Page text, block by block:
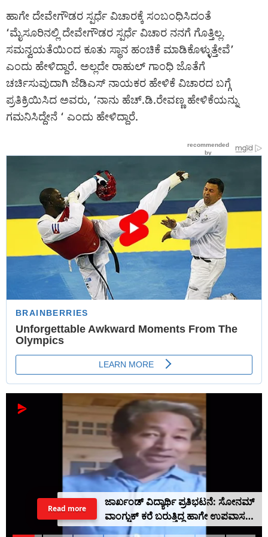
ಹಾಗೇ ದೇವೇಗೌಡರ ಸ್ಪರ್ಧೆ ವಿಚಾರಕ್ಕೆ ಸಂಬಂಧಿಸಿದಂತೆ
‘ಮೈಸೂರಿನಲ್ಲಿ ದೇವೇಗೌಡರ ಸ್ಪರ್ಧೆ ವಿಚಾರ ನನಗೆ ಗೊತ್ತಿಲ್ಲ.
ಸಮನ್ವಯತೆಯಿಂದ ಕೂತು ಸ್ಥಾನ ಹಂಚಿಕೆ ಮಾಡಿಕೊಳ್ಳುತ್ತೇವೆ’
ಎಂದು ಹೇಳಿದ್ದಾರೆ. ಅಲ್ಲದೇ ರಾಹುಲ್ ಗಾಂಧಿ ಜೊತೆಗೆ
ಚರ್ಚಿಸುವುದಾಗಿ ಜೆಡಿಎಸ್ ನಾಯಕರ ಹೇಳಿಕೆ ವಿಚಾರದ ಬಗ್ಗೆ
ಪ್ರತಿಕ್ರಿಯಿಸಿದ ಅವರು, ‘ನಾನು ಹೆಚ್.ಡಿ.ರೇವಣ್ಣ ಹೇಳಿಕೆಯನ್ನು
ಗಮನಿಸಿದ್ದೇನೆ ‘ ಎಂದು ಹೇಳಿದ್ದಾರೆ.
ಜಾರ್ಖಂಡ್ ವಿದ್ಯಾರ್ಥಿ ಪ್ರತಿಭಟನೆ: ಸೋನಮ್
ವಾಂಗ್ಚುಕ್ ಕರೆ ಬರುತ್ತಿದ್ದ ಹಾಗೇ ಉಪವಾಸ
ಸತ್ಯಾಗ್ರಹ ನಿಲ್ಲಿಸಿದ ದೇವೇಂದ್ರ ನಾಥ್
Read more